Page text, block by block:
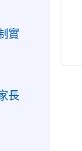
實
長